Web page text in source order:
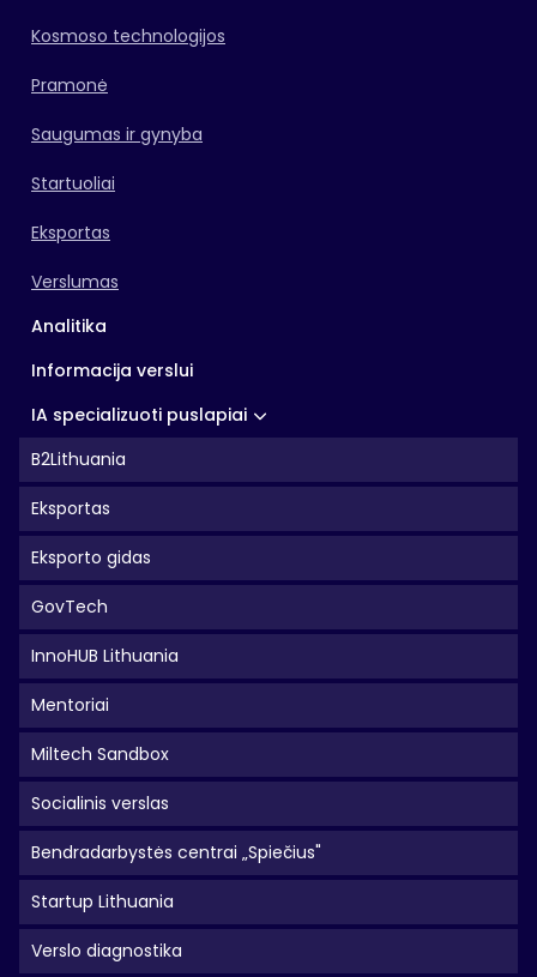
Kosmoso technologijos
Pramonė
Saugumas ir gynyba
Startuoliai
Eksportas
Verslumas
Analitika
Informacija verslui
IA specializuoti puslapiai
B2Lithuania
Eksportas
Eksporto gidas
GovTech
InnoHUB Lithuania
Mentoriai
Miltech Sandbox
Socialinis verslas
Bendradarbystės centrai „Spiečius"
Startup Lithuania
Verslo diagnostika